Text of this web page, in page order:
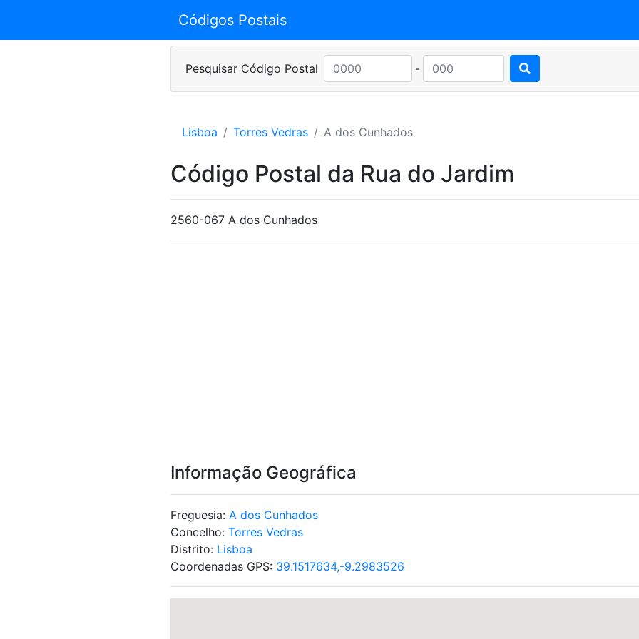
Códigos Postais
Pesquisar Código Postal -
Lisboa Torres Vedras A dos Cunhados
Código Postal da Rua do Jardim
2560-067 A dos Cunhados
Informação Geográfica
Freguesia: A dos Cunhados
Concelho: Torres Vedras
Distrito: Lisboa
Coordenadas GPS: 39.1517634,-9.2983526